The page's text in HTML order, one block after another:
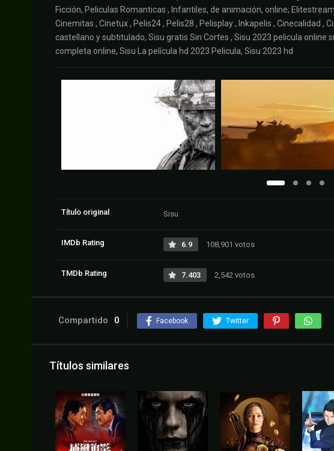
Ficción, Peliculas Romanticas , Infantiles, de animación, online;
Cinemitas , Cinetux , Pelis24 , Pelis28 , Pelisplay , Inkapelis , Cinecalidad ,
castellano y subtitulado, Sisu gratis Sin Cortes , Sisu 2023 pelicula online
completa online, Sisu La película hd 2023 Pelicula, Sisu 2023 hd
Título original Sisu
IMDb Rating 6.9 108,901 votos
TMDb Rating 7.403 2,542 votos
Compartido 0 Facebook Twitter
Títulos similares